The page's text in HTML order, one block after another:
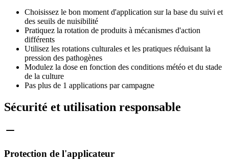
Choisissez le bon moment d'application sur la base du suivi et
des seuils de nuisibilité
Pratiquez la rotation de produits à mécanismes d'action
différents
Utilisez les rotations culturales et les pratiques réduisant la
pression des pathogènes
Modulez la dose en fonction des conditions météo et du stade
de la culture
Pas plus de 1 applications par campagne
Sécurité et utilisation responsable
Protection de l'applicateur